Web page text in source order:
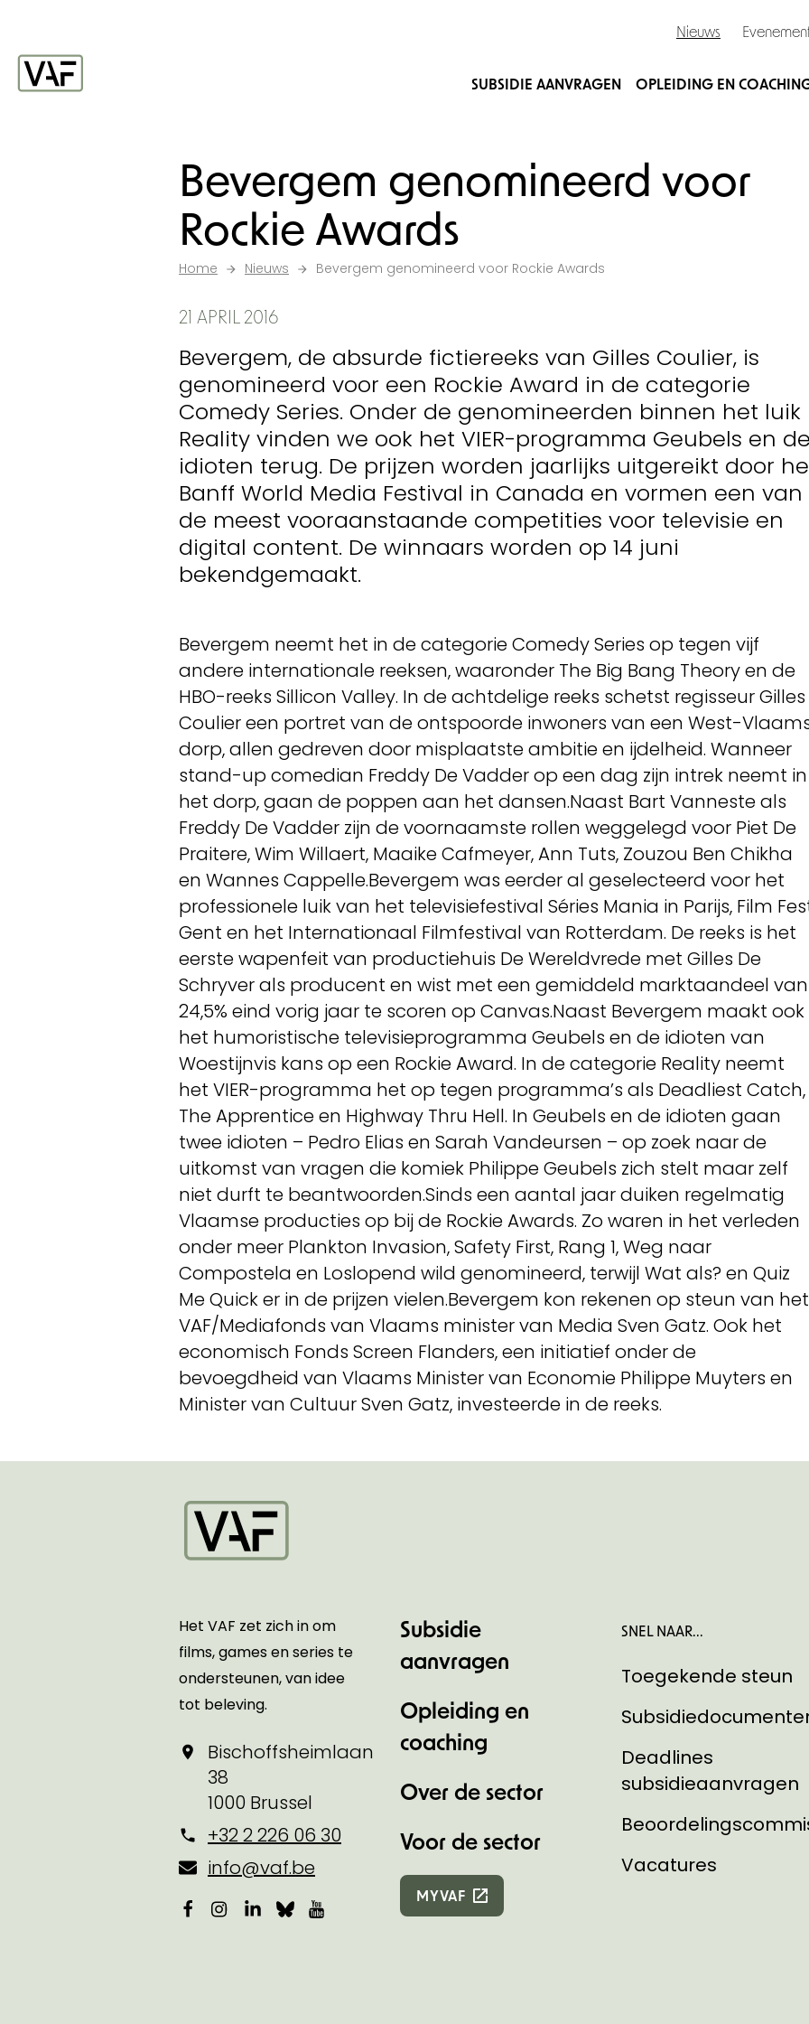
Nieuws
SUBSIDIE AANVRAGEN OPLEIDING EN
Bevergem genomineerd voor
Rockie Awards
Home Nieuws Bevergem genomineerd voor Rockie Awards
21 APRIL 2016
Bevergem, de absurde fictiereeks van Gilles Coulier, is
genomineerd voor een Rockie Award in de categorie
Comedy Series. Onder de genomineerden binnen het luik
Reality vinden we ook het VIER-programma Geubels en de
idioten terug. De prijzen worden jaarlijks uitgereikt door
Banff World Media Festival in Canada en vormen een van
de meest vooraanstaande competities voor televisie en
digital content. De winnaars worden op 14 juni
bekendgemaakt.
Bevergem neemt het in de categorie Comedy Series op tegen vijf
andere internationale reeksen, waaronder The Big Bang Theory en de
HBO-reeks Sillicon Valley. In de achtdelige reeks schetst regisseur Gilles
Coulier een portret van de ontspoorde inwoners van een West-
dorp, allen gedreven door misplaatste ambitie en ijdelheid. Wanneer
stand-up comedian Freddy De Vadder op een dag zijn intrek neemt in
het dorp, gaan de poppen aan het dansen.Naast Bart Vanneste als
Freddy De Vadder zijn de voornaamste rollen weggelegd voor Piet De
Praitere, Wim Willaert, Maaike Cafmeyer, Ann Tuts, Zouzou Ben Chikha
en Wannes Cappelle.Bevergem was eerder al geselecteerd voor het
professionele luik van het televisiefestival Séries Mania in Parijs, Film
Gent en het Internationaal Filmfestival van Rotterdam. De reeks is het
eerste wapenfeit van productiehuis De Wereldvrede met Gilles De
Schryver als producent en wist met een gemiddeld marktaandeel van
24,5% eind vorig jaar te scoren op Canvas.Naast Bevergem maakt ook
het humoristische televisieprogramma Geubels en de idioten van
Woestijnvis kans op een Rockie Award. In de categorie Reality neemt
het VIER-programma het op tegen programma’s als Deadliest Catch,
The Apprentice en Highway Thru Hell. In Geubels en de idioten gaan
twee idioten – Pedro Elias en Sarah Vandeursen – op zoek naar de
uitkomst van vragen die komiek Philippe Geubels zich stelt maar zelf
niet durft te beantwoorden.Sinds een aantal jaar duiken regelmatig
Vlaamse producties op bij de Rockie Awards. Zo waren in het verleden
onder meer Plankton Invasion, Safety First, Rang 1, Weg naar
Compostela en Loslopend wild genomineerd, terwijl Wat als? en Quiz
Me Quick er in de prijzen vielen.Bevergem kon rekenen op steun van het
VAF/Mediafonds van Vlaams minister van Media Sven Gatz. Ook het
economisch Fonds Screen Flanders, een initiatief onder de
bevoegdheid van Vlaams Minister van Economie Philippe Muyters en
Minister van Cultuur Sven Gatz, investeerde in de reeks.
Het VAF zet zich in om
films, games en series te
ondersteunen, van idee
tot beleving.
Bischoffsheimlaan
38
1000 Brussel
+32 2 226 06 30
info@vaf.be
Facebook
Instagram
LinkedIn
BlueskyYouTube
Subsidie
aanvragen
Opleiding en
coaching
Over de sector
Voor de sector
MYVAF
SNEL NAAR...
Toegekende steun
Deadlines
subsidieaanvragen
Vacatures